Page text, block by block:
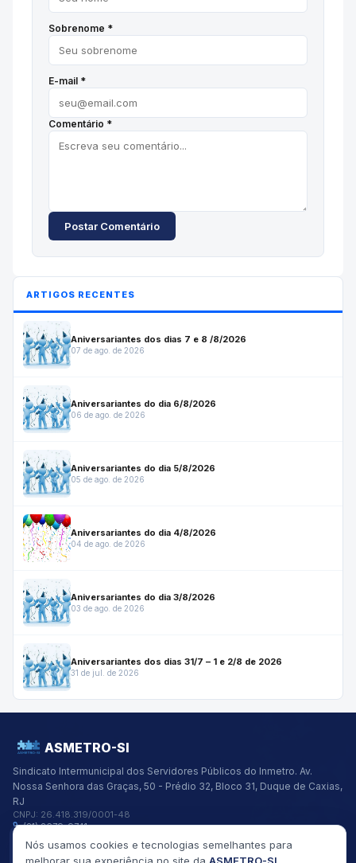
Sobrenome *
E-mail *
Comentário *
Postar Comentário
ARTIGOS RECENTES
Aniversariantes dos dias 7 e 8 /8/2026
07 de ago. de 2026
Aniversariantes do dia 6/8/2026
06 de ago. de 2026
Aniversariantes do dia 5/8/2026
05 de ago. de 2026
Aniversariantes do dia 4/8/2026
04 de ago. de 2026
Aniversariantes do dia 3/8/2026
03 de ago. de 2026
Aniversariantes dos dias 31/7 – 1 e 2/8 de 2026
31 de jul. de 2026
ASMETRO-SI
Sindicato Intermunicipal dos Servidores Públicos do Inmetro. Av.
Nossa Senhora das Graças, 50 - Prédio 32, Bloco 31, Duque de Caxias,
RJ
CNPJ: 26.418.319/0001-48
(21) 2679-9741
asmetro@asmetro.org.br
Links Rápidos
Nós usamos cookies e tecnologias semelhantes para